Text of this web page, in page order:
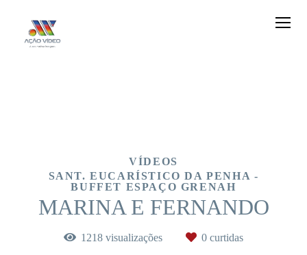
VÍDEOS
SANT. EUCARÍSTICO DA PENHA -
BUFFET ESPAÇO GRENAH
MARINA E FERNANDO
1218 visualizações 0 curtidas